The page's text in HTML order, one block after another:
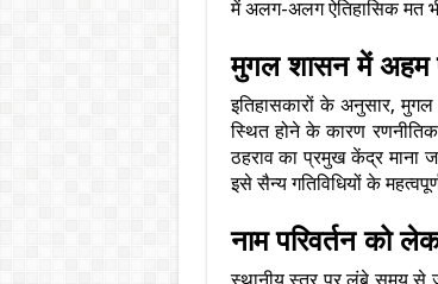
में अलग-अलग ऐतिहासिक मत
मुगल शासन में अहम
इतिहासकारों के अनुसार,
स्थित होने के कारण
ठहराव का प्रमुख केंद्र माना
इसे सैन्य गतिविधियों के
नाम परिवर्तन को